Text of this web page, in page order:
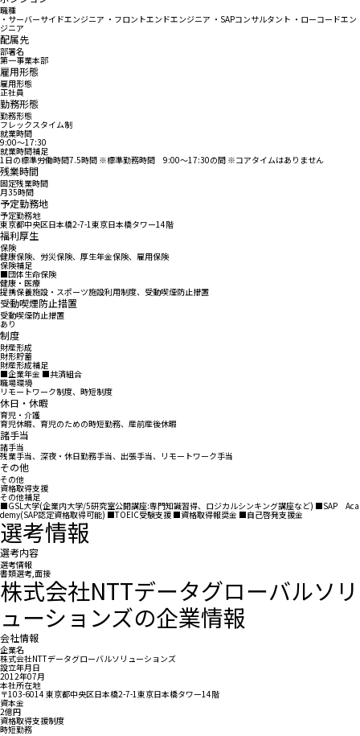
職種
・サーバーサイドエンジニア ・フロントエンドエンジニア ・SAPコンサルタント ・ローコードエン
ジニア
配属先
部署名
第一事業本部
雇用形態
雇用形態
正社員
勤務形態
勤務形態
フレックスタイム制
就業時間
9:00〜17:30
就業時間補足
1日の標準労働時間7.5時間 ※標準勤務時間 9:00～17:30の間 ※コアタイムはありません
残業時間
固定残業時間
月35時間
予定勤務地
予定勤務地
東京都中央区日本橋2-7-1東京日本橋タワー14階
福利厚生
保険
健康保険、労災保険、厚生年金保険、雇用保険
保険補足
■団体生命保険
健康・医療
提携保養施設・スポーツ施設利用制度、受動喫煙防止措置
受動喫煙防止措置
受動喫煙防止措置
あり
制度
財産形成
財形貯蓄
財産形成補足
■企業年金 ■共済組合
職場環境
リモートワーク制度、時短制度
休日・休暇
育児・介護
育児休暇、育児のための時短勤務、産前産後休暇
諸手当
諸手当
残業手当、深夜・休日勤務手当、出張手当、リモートワーク手当
その他
その他
資格取得支援
その他補足
■GSL大学(企業内大学/5研究室公開講座:専門知識習得、ロジカルシンキング講座など) ■SAP Aca
demy(SAP認定資格取得可能) ■TOEIC受験支援 ■資格取得報奨金 ■自己啓発支援金
選考情報
選考内容
選考情報
書類選考,面接
株式会社NTTデータグローバルソリ
ューションズの企業情報
会社情報
企業名
株式会社NTTデータグローバルソリューションズ
設立年月日
2012年07月
本社所在地
〒103-6014 東京都中央区日本橋2-7-1東京日本橋タワー14階
資本金
2億円
資格取得支援制度
時短勤務